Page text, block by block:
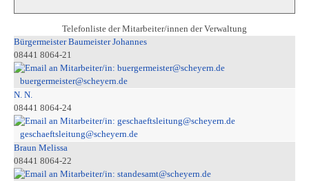
Telefonliste der Mitarbeiter/innen der Verwaltung
Bürgermeister Baumeister Johannes
08441 8064-21
buergermeister@scheyern.de
N. N.
08441 8064-24
geschaeftsleitung@scheyern.de
Braun Melissa
08441 8064-22